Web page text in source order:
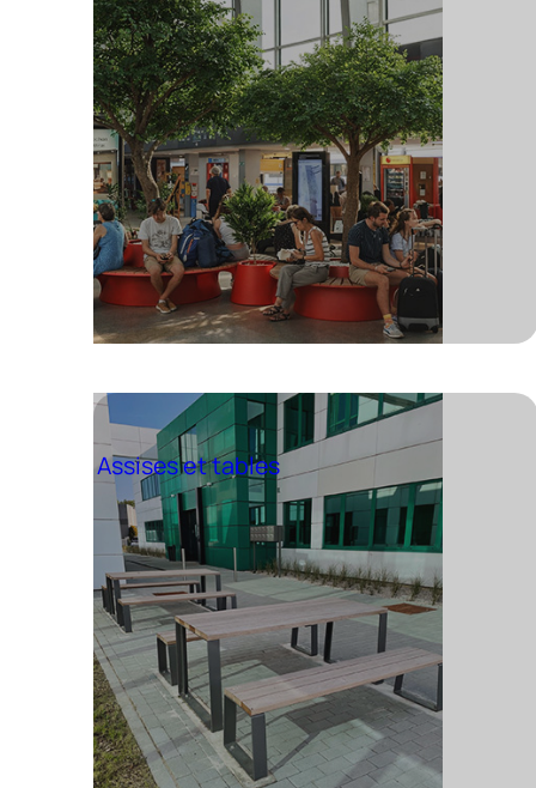
Assises et tables